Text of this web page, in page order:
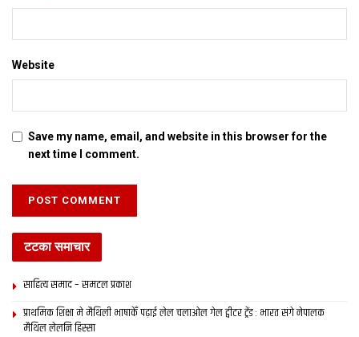
Website
Save my name, email, and website in this browser for the
next time I comment.
टटका समाचार
साहित्य समाद – समटल प्रकाश
प्राथमिक शि‍क्षा मे मैथि‍ली भाषाकेँ पढ़ाई लेल चलाओल गेल ट्वीटर ट्रेंड : भारत संगे नेपालक
मैथिल लेलनि हिस्सा